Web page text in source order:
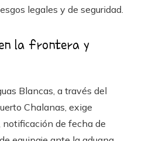
legales y de seguridad.
la frontera y
Blancas, a través del
Chalanas, exige
notificación de fecha de